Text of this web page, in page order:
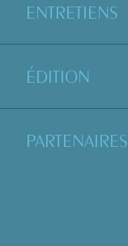
ENTRETIENS
ÉDITION
PARTENAIRES